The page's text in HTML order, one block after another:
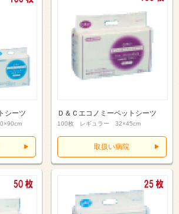
シーツ Ｄ＆Ｃエコノミーペットシーツ
100枚 レギュラー 32×45cm
取扱い病院